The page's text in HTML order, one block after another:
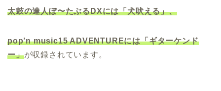
太鼓の達人ぽ〜たぶるDXには「犬吠える」、
pop’n music15 ADVENTUREには「ギターケンド
ー」が収録されています。